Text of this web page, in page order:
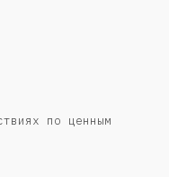
по ценным